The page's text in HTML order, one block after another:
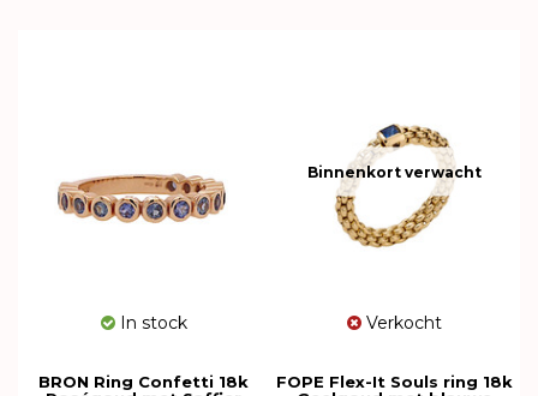
In stock
BRON Ring Confetti 18k
Binnenkort verwacht
Verkocht
FOPE Flex-It Souls ring 18k